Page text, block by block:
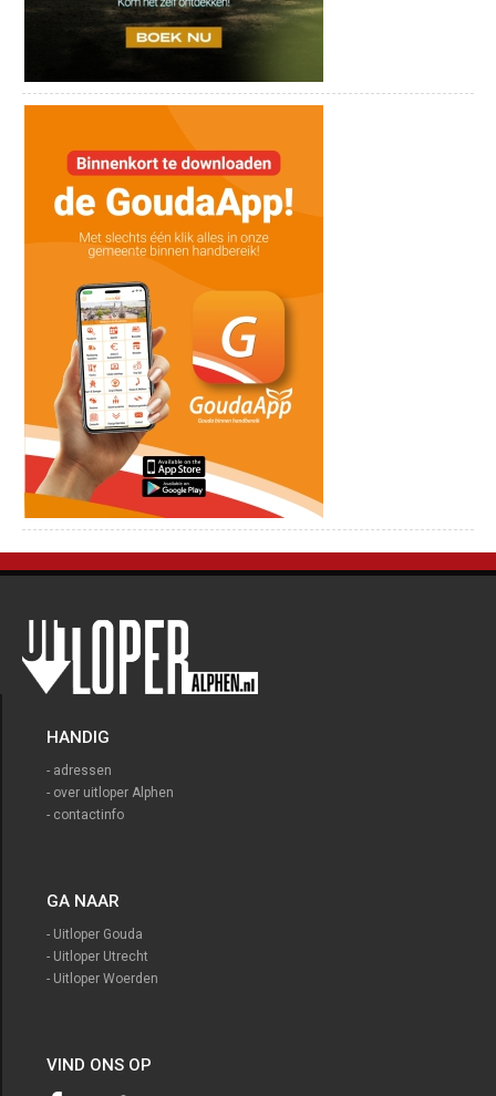
HANDIG
- adressen
- over uitloper Alphen
- contactinfo
GA NAAR
- Uitloper Gouda
- Uitloper Utrecht
- Uitloper Woerden
VIND ONS OP